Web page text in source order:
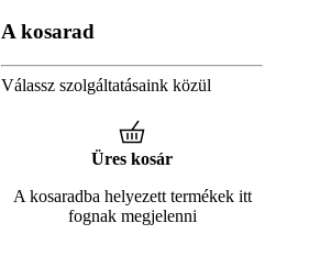
A kosarad
Válassz szolgáltatásaink közül
Üres kosár
A kosaradba helyezett termékek itt
fognak megjelenni